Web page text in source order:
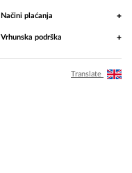
Načini plaćanja +
Vrhunska podrška +
Translate